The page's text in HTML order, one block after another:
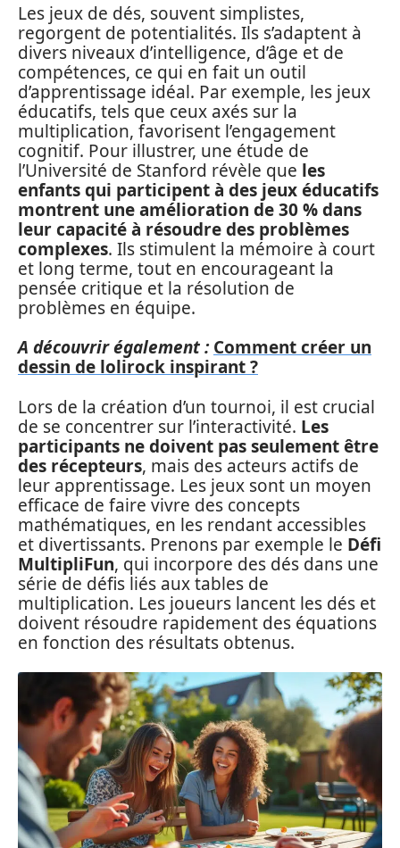
Les jeux de dés, souvent simplistes,
regorgent de potentialités. Ils s’adaptent à
divers niveaux d’intelligence, d’âge et de
compétences, ce qui en fait un outil
d’apprentissage idéal. Par exemple, les jeux
éducatifs, tels que ceux axés sur la
multiplication, favorisent l’engagement
cognitif. Pour illustrer, une étude de
l’Université de Stanford révèle que les
enfants qui participent à des jeux éducatifs
montrent une amélioration de 30 % dans
leur capacité à résoudre des problèmes
complexes. Ils stimulent la mémoire à court
et long terme, tout en encourageant la
pensée critique et la résolution de
problèmes en équipe.
A découvrir également : Comment créer un
dessin de lolirock inspirant ?
Lors de la création d’un tournoi, il est crucial
de se concentrer sur l’interactivité. Les
participants ne doivent pas seulement être
des récepteurs, mais des acteurs actifs de
leur apprentissage. Les jeux sont un moyen
efficace de faire vivre des concepts
mathématiques, en les rendant accessibles
et divertissants. Prenons par exemple le Défi
MultipliFun, qui incorpore des dés dans une
série de défis liés aux tables de
multiplication. Les joueurs lancent les dés et
doivent résoudre rapidement des équations
en fonction des résultats obtenus.